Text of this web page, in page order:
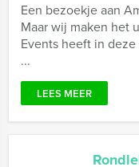
Een bezoekje aan
Maar wij maken het
Events heeft in
...
LEES MEER